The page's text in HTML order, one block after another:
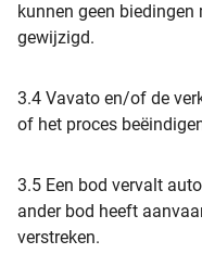
kunnen geen
gewijzigd.
3.4 Vavato en/of de
of het proces
3.5 Een bod vervalt
ander bod heeft
verstreken.